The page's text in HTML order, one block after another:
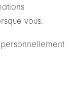
vous: